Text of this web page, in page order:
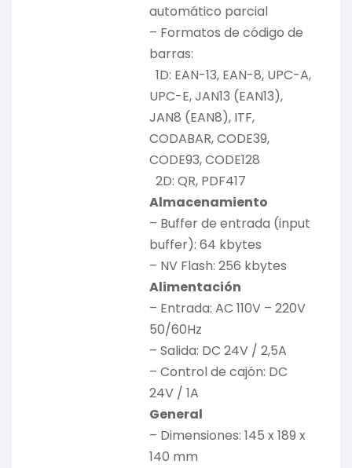
automático parcial
– Formatos de código de
barras:
1D: EAN-13, EAN-8, UPC-A,
UPC-E, JAN13 (EAN13),
JAN8 (EAN8), ITF,
CODABAR, CODE39,
CODE93, CODE128
2D: QR, PDF417
Almacenamiento
– Buffer de entrada (input
buffer): 64 kbytes
– NV Flash: 256 kbytes
Alimentación
– Entrada: AC 110V – 220V
50/60Hz
– Salida: DC 24V / 2,5A
– Control de cajón: DC
24V / 1A
General
– Dimensiones: 145 x 189 x
140 mm